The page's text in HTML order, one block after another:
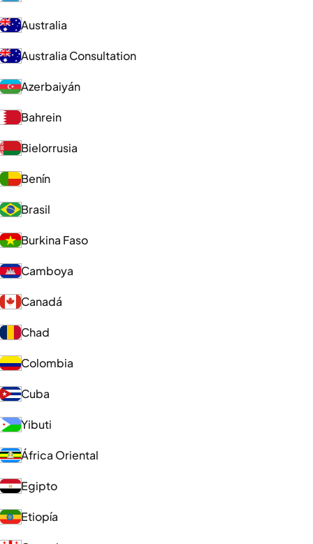
Australia
Australia Consultation
Azerbaiyán
Bahrein
Bielorrusia
Benín
Brasil
Burkina Faso
Camboya
Canadá
Chad
Colombia
Cuba
Yibuti
África Oriental
Egipto
Etiopía